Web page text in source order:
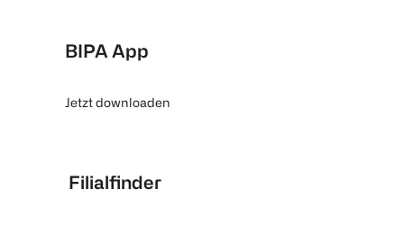
BIPA App
Jetzt downloaden
Filialfinder